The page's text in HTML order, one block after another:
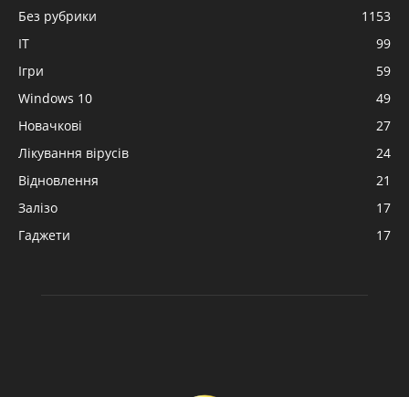
Без рубрики
1153
IT
99
Ігри
59
Windows 10
49
Новачкові
27
Лікування вірусів
24
Відновлення
21
Залізо
17
Гаджети
17